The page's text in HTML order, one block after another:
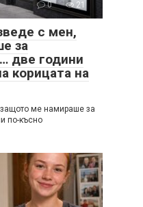
0 21
с мен,
за
две години
корицата на
ме намираше за
по-късно